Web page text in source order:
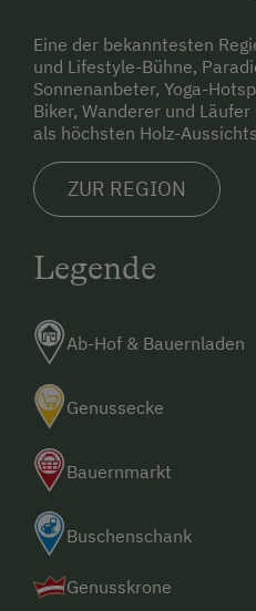
Eine der bekanntesten
und Lifestyle-Bühne,
Sonnenanbeter, Yoga-
Biker, Wanderer und
als höchsten Holz-
ZUR REGION
Legende
Ab-Hof & Bauernladen
Genussecke
Bauernmarkt
Buschenschank
Genusskrone